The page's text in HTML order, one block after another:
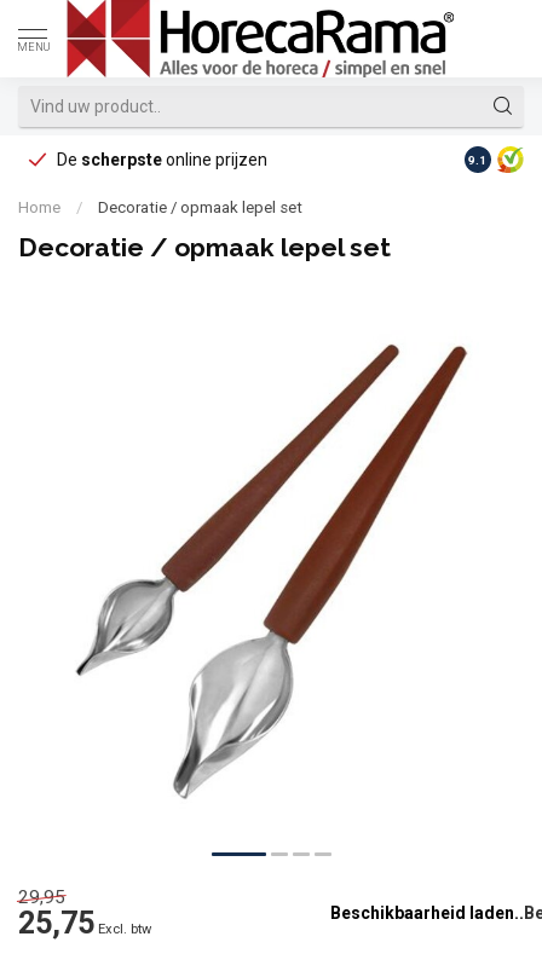
MENU
De scherpsteonline prijzen Op
9.1
Home / Decoratie / opmaak lepel set
Decoratie / opmaak lepel set
29,95
25,75 Excl. btw
Beschikbaarheid laden..